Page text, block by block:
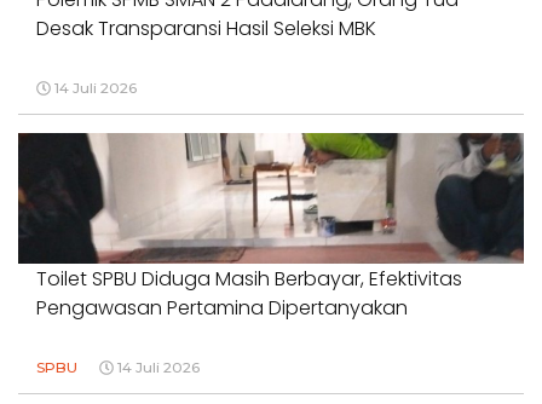
Desak Transparansi Hasil Seleksi MBK
14 Juli 2026
Toilet SPBU Diduga Masih Berbayar, Efektivitas
Pengawasan Pertamina Dipertanyakan
SPBU 14 Juli 2026